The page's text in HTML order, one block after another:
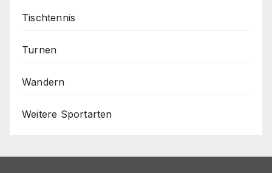
Tischtennis
Turnen
Wandern
Weitere Sportarten